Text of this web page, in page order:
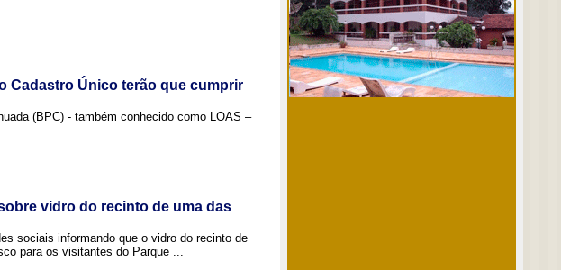
Cadastro Único terão que cumprir
(BPC) - também conhecido como LOAS –
vidro do recinto de uma das
sociais informando que o vidro do recinto de
para os visitantes do Parque ...